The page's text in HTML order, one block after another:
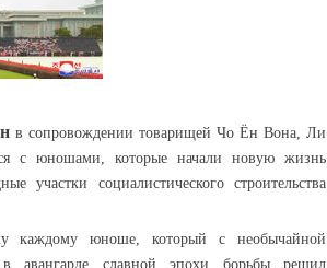
в сопровождении товарищей Чо Ён Вона, Ли
с юношами, которые начали новую жизнь
участки социалистического строительства
каждому юноше, который с необычайной
в авангарде славной эпохи борьбы решил